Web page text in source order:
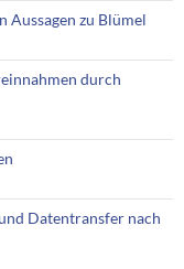
Aussagen zu Blümel
durch
Datentransfer nach